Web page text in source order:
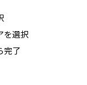
を選択
完了